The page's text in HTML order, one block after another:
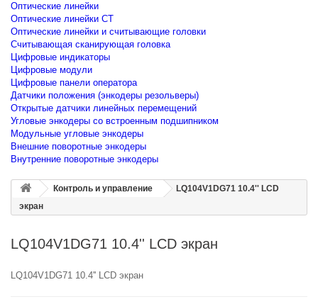
Оптические линейки
Оптические линейки CT
Оптические линейки и считывающие головки
Считывающая сканирующая головка
Цифровые индикаторы
Цифровые модули
Цифровые панели оператора
Датчики положения (энкодеры резольверы)
Открытые датчики линейных перемещений
Угловые энкодеры со встроенным подшипником
Модульные угловые энкодеры
Внешние поворотные энкодеры
Внутренние поворотные энкодеры
Контроль и управление
LQ104V1DG71 10.4'' LCD
экран
LQ104V1DG71 10.4'' LCD экран
LQ104V1DG71 10.4'' LCD экран